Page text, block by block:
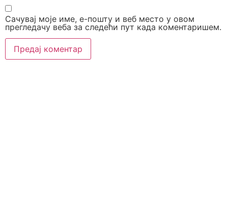
Сачувај моје име, е-пошту и веб место у овом
прегледачу веба за следећи пут када коментаришем.